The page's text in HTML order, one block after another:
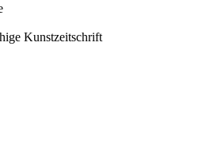
Kunstzeitschrift